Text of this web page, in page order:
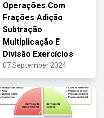
Operações Com
Frações Adição
Subtração
Multiplicação E
Divisão Exercícios
07 September 2024